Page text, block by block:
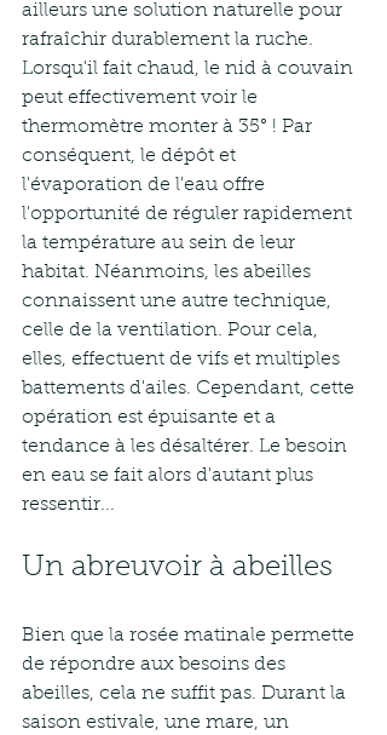
ailleurs une solution naturelle pour
rafraîchir durablement la ruche.
Lorsqu'il fait chaud, le nid à couvain
peut effectivement voir le
thermomètre monter à 35° ! Par
conséquent, le dépôt et
l'évaporation de l'eau offre
l'opportunité de réguler rapidement
la température au sein de leur
habitat. Néanmoins, les abeilles
connaissent une autre technique,
celle de la ventilation. Pour cela,
elles, effectuent de vifs et multiples
battements d'ailes. Cependant, cette
opération est épuisante et a
tendance à les désaltérer. Le besoin
en eau se fait alors d'autant plus
ressentir...
Un abreuvoir à abeilles
Bien que la rosée matinale permette
de répondre aux besoins des
abeilles, cela ne suffit pas. Durant la
saison estivale, une mare, un